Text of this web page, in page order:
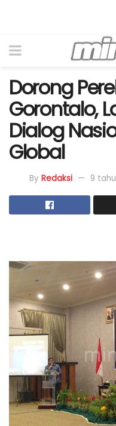
Dorong
Gorontalo,
Dialog
Global
By Redaksi 9